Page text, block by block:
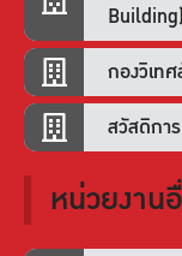
Building)
กองวิเท
สวัสดิกา
หน่วยงาน